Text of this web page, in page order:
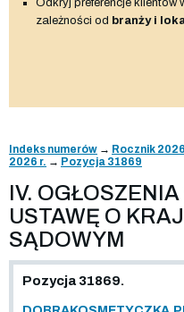
zależności od branży i
Indeks numerów → Rocznik 2026
2026 r. → Pozycja 31869
IV.
USTAWĘ O
SĄDOWYM
Pozycja 31869.